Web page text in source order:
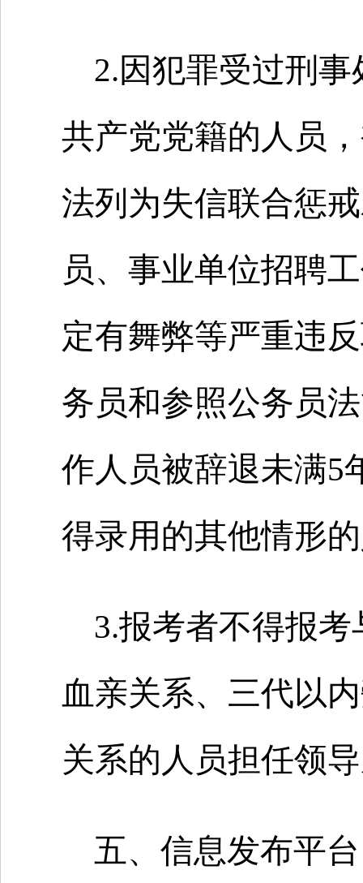
2.因犯罪受过刑
共产党党籍的人员
法列为失信联合惩
员、事业单位招聘
定有舞弊等严重违
务员和参照公务员
作人员被辞退未满5
得录用的其他情形
3.报考者不得报
血亲关系、三代以
关系的人员担任领
五、信息发布平台